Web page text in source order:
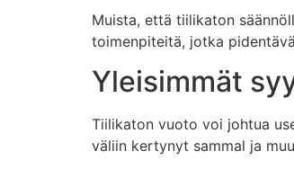
Muista, että tiilikaton
toimenpiteitä, jotka
Yleisimmät
Tiilikaton vuoto voi johtua
väliin kertynyt sammal ja